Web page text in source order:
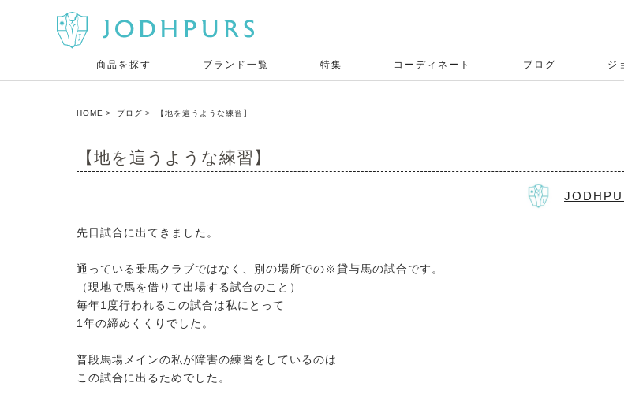
商品を探す ブランド一覧 特集 コーディネート ブログ ジ
HOME ブログ 【地を這うような練習】
【地を這うような練習】
先日試合に出てきました。
通っている乗馬クラブではなく、別の場所での※貸与馬の試合です。
（現地で馬を借りて出場する試合のこと）
毎年1度行われるこの試合は私にとって
1年の締めくくりでした。
普段馬場メインの私が障害の練習をしているのは
この試合に出るためでした。